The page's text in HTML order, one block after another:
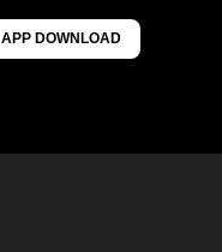
APP DOWNLOAD